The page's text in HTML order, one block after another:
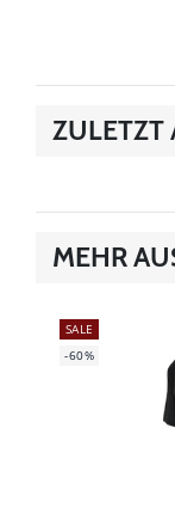
ZULETZT
MEHR
SALE
-60%